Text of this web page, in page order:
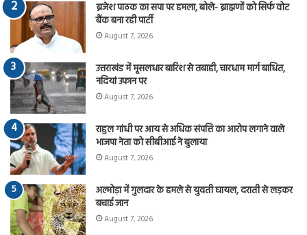
ब्रजेश पाठक का सपा पर हमला, बोले- ब्राह्मणों को सिर्फ वोट
बैंक बना रही पार्टी
August 7, 2026
उत्तराखंड में मूसलधार बारिश से तबाही, चारधाम मार्ग बाधित,
नदियां उफान पर
August 7, 2026
राहुल गांधी पर आय से अधिक संपत्ति का आरोप लगाने वाले
भाजपा नेता को सीबीआई ने बुलाया
August 7, 2026
अल्मोड़ा में गुलदार के हमले से युवती घायल, दराती से लड़कर
बचाई जान
August 7, 2026